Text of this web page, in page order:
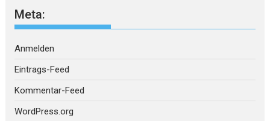
Meta:
Anmelden
Eintrags-Feed
Kommentar-Feed
WordPress.org